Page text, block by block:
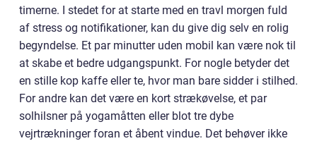
timerne. I stedet for at starte med en travl morgen fuld
af stress og notifikationer, kan du give dig selv en rolig
begyndelse. Et par minutter uden mobil kan være nok til
at skabe et bedre udgangspunkt. For nogle betyder det
en stille kop kaffe eller te, hvor man bare sidder i stilhed.
For andre kan det være en kort strækøvelse, et par
solhilsner på yogamåtten eller blot tre dybe
vejrtrækninger foran et åbent vindue. Det behøver ikke